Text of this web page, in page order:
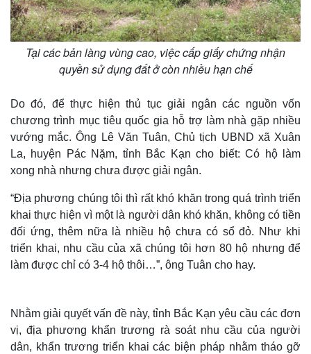
Tại các bản làng vùng cao, việc cấp giấy chứng nhận
quyền sử dụng đất ở còn nhiều hạn chế
Do đó, để thực hiện thủ tục giải ngân các nguồn vốn
chương trình mục tiêu quốc gia hỗ trợ làm nhà gặp nhiều
vướng mắc. Ông Lê Văn Tuân, Chủ tịch UBND xã Xuân
La, huyện Pác Nặm, tỉnh Bắc Kạn cho biết: Có hộ làm
xong nhà nhưng chưa được giải ngân.
“Địa phương chúng tôi thì rất khó khăn trong quá trình triển
khai thực hiện vì một là người dân khó khăn, không có tiền
đối ứng, thêm nữa là nhiều hộ chưa có sổ đỏ. Như khi
triển khai, nhu cầu của xã chúng tôi hơn 80 hộ nhưng để
làm được chỉ có 3-4 hộ thôi…”, ông Tuân cho hay.
Nhằm giải quyết vấn đề này, tỉnh Bắc Kạn yêu cầu các đơn
vị, địa phương khẩn trương rà soát nhu cầu của người
dân, khẩn trương triển khai các biện pháp nhằm tháo gỡ